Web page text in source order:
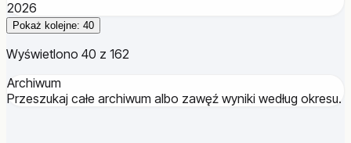
2026
Pokaż kolejne: 40
Wyświetlono 40 z 162
Archiwum
Przeszukaj całe archiwum albo zawęź wyniki według okresu.